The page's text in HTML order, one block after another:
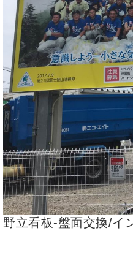
野立看板-盤面交換/イ